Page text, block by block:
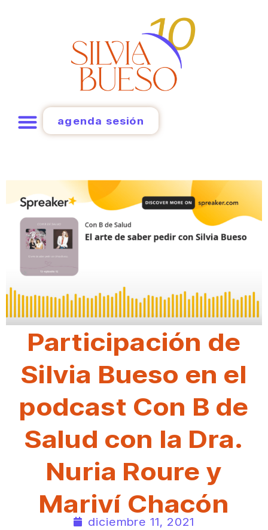
agenda sesión
Participación de
Silvia Bueso en el
podcast Con B de
Salud con la Dra.
Nuria Roure y
Mariví Chacón
diciembre 11, 2021